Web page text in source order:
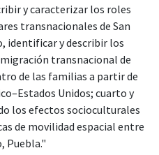
y caracterizar los roles
transnacionales de San
identificar y describir los
transnacional de
de las familias a partir de
Unidos; cuarto y
los efectos socioculturales
de movilidad espacial entre
Puebla."